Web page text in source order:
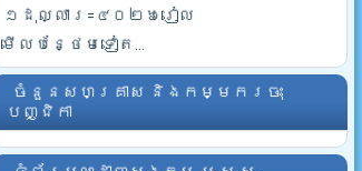
១ដុល្លារ=៤០២៦រៀល
មើលបន្ថែមទៀត...
ចំនួនសហគ្រាស និងកម្មករចុះ
បញ្ជិកា